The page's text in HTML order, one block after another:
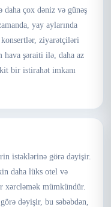
daha çox dəniz və günəş
yay aylarında
ziyarətçiləri
hava şəraiti ilə, daha az
bir istirahət imkanı
istəklərinə görə dəyişir.
daha lüks otel və
xərcləmək mümkündür.
dəyişir, bu səbəbdən,